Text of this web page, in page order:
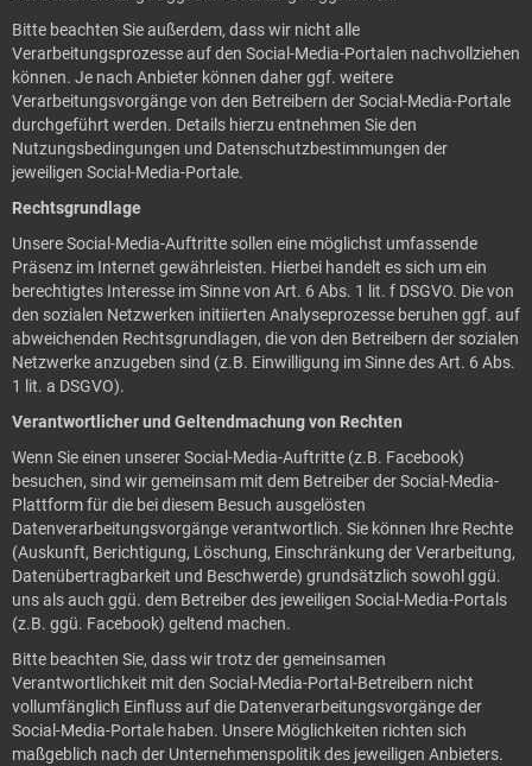
Bitte beachten Sie außerdem, dass wir nicht alle
Verarbeitungsprozesse auf den Social-Media-Portalen nachvollziehen
können. Je nach Anbieter können daher ggf. weitere
Verarbeitungsvorgänge von den Betreibern der Social-Media-Portale
durchgeführt werden. Details hierzu entnehmen Sie den
Nutzungsbedingungen und Datenschutzbestimmungen der
jeweiligen Social-Media-Portale.
Rechtsgrundlage
Unsere Social-Media-Auftritte sollen eine möglichst umfassende
Präsenz im Internet gewährleisten. Hierbei handelt es sich um ein
berechtigtes Interesse im Sinne von Art. 6 Abs. 1 lit. f DSGVO. Die von
den sozialen Netzwerken initiierten Analyseprozesse beruhen ggf. auf
abweichenden Rechtsgrundlagen, die von den Betreibern der sozialen
Netzwerke anzugeben sind (z.B. Einwilligung im Sinne des Art. 6 Abs.
1 lit. a DSGVO).
Verantwortlicher und Geltendmachung von Rechten
Wenn Sie einen unserer Social-Media-Auftritte (z.B. Facebook)
besuchen, sind wir gemeinsam mit dem Betreiber der Social-Media-
Plattform für die bei diesem Besuch ausgelösten
Datenverarbeitungsvorgänge verantwortlich. Sie können Ihre Rechte
(Auskunft, Berichtigung, Löschung, Einschränkung der Verarbeitung,
Datenübertragbarkeit und Beschwerde) grundsätzlich sowohl ggü.
uns als auch ggü. dem Betreiber des jeweiligen Social-Media-Portals
(z.B. ggü. Facebook) geltend machen.
Bitte beachten Sie, dass wir trotz der gemeinsamen
Verantwortlichkeit mit den Social-Media-Portal-Betreibern nicht
vollumfänglich Einfluss auf die Datenverarbeitungsvorgänge der
Social-Media-Portale haben. Unsere Möglichkeiten richten sich
maßgeblich nach der Unternehmenspolitik des jeweiligen Anbieters.